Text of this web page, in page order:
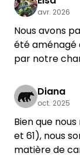
Meyer.avr. 2026
Nous avons
été aménagé
par notre
l'on peut se
alimentaires
surtout des
confiture, du
raisonnable.
surpris avec
Diana
oct. 2025
Bien que
et 61), nous
matière de